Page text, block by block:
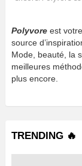
Polyvore est
source
Mode, beauté, la
meilleures
plus encore.
TRENDING 🔥